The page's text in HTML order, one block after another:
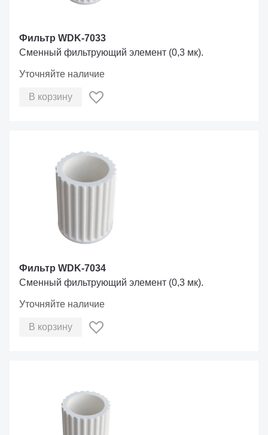
Фильтр WDK-7033
Сменный фильтрующий элемент (0,3 мк).
Уточняйте наличие
В корзину
Фильтр WDK-7034
Сменный фильтрующий элемент (0,3 мк).
Уточняйте наличие
В корзину